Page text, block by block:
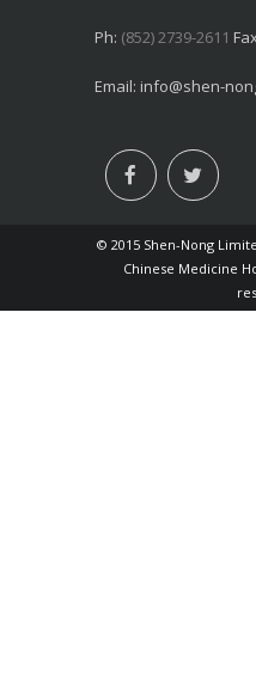
Ph: (852) 2739-2611
Email: info@shen-
© 2015 Shen-Nong
Chinese Medicine